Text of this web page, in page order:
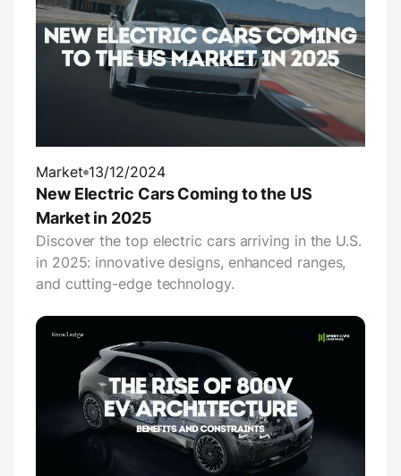
Market 13/12/2024
New Electric Cars Coming to the US
Market in 2025
Discover the top electric cars arriving in the U.S.
in 2025: innovative designs, enhanced ranges,
and cutting-edge technology.